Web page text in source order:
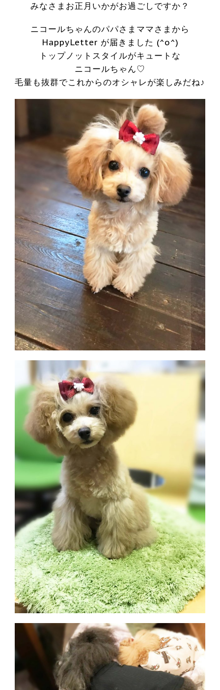
みなさまお正月いかがお過ごしですか？
ニコールちゃんのパパさまママさまから
HappyLetter が届きました (^o^)
トップノットスタイルがキュートな
ニコールちゃん♡
毛量も抜群でこれからのオシャレが楽しみだね♪